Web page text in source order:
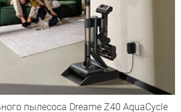
пылесоса Dreame Z40 AquaCycle